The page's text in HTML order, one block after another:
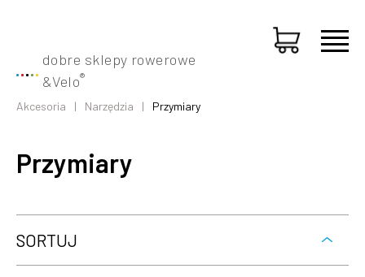
dobre sklepy rowerowe
&Velo®
Akcesoria Narzędzia Przymiary
Przymiary
SORTUJ